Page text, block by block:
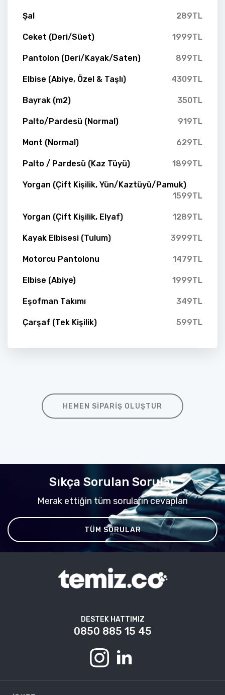
Şal 289TL
Ceket (Deri/Süet) 1999TL
Pantolon (Deri/Kayak/Saten) 899TL
Elbise (Abiye, Özel & Taşlı) 4309TL
Bayrak (m2) 350TL
Palto/Pardesü (Normal) 919TL
Mont (Normal) 629TL
Palto / Pardesü (Kaz Tüyü) 1899TL
Yorgan (Çift Kişilik, Yün/Kaztüyü/Pamuk)
1599TL
Yorgan (Çift Kişilik, Elyaf) 1289TL
Kayak Elbisesi (Tulum) 3999TL
Motorcu Pantolonu 1479TL
Elbise (Abiye) 1999TL
Eşofman Takımı 349TL
Çarşaf (Tek Kişilik) 599TL
HEMEN SIPARIŞ OLUŞTUR
Sıkça Sorulan Sorular
Merak ettiğin tüm soruların cevapları
TÜM SORULAR
DESTEK HATTIMIZ
0850 885 15 45